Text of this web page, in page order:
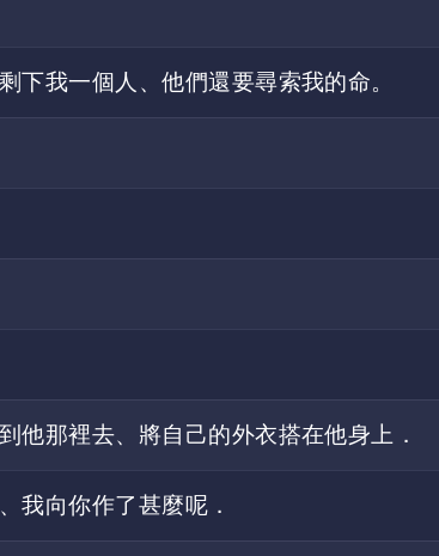
我一個人、他們還要尋索我的命。
他那裡去、將自己的外衣搭在他身上．
我向你作了甚麼呢．